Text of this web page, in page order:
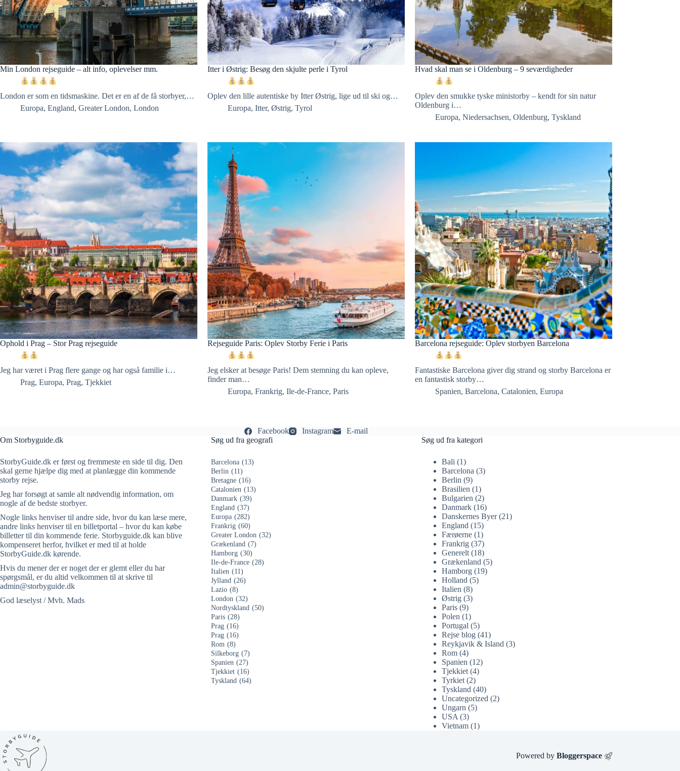
Min London rejseguide – alt info, oplevelser mm.
London er som en tidsmaskine. Det er en af de få storbyer,…
Europa, England, Greater London, London
Itter i Østrig: Besøg den skjulte perle i Tyrol
Oplev den lille autentiske by Itter Østrig, lige ud til ski og…
Europa, Itter, Østrig, Tyrol
Hvad skal man se i Oldenburg – 9 seværdigheder
Oplev den smukke tyske ministorby – kendt for sin natur
Oldenburg i…
Europa, Niedersachsen, Oldenburg, Tyskland
Ophold i Prag – Stor Prag rejseguide
Jeg har været i Prag flere gange og har også familie i…
Prag, Europa, Prag, Tjekkiet
Rejseguide Paris: Oplev Storby Ferie i Paris
Jeg elsker at besøge Paris! Dem stemning du kan opleve,
finder man…
Europa, Frankrig, Ile-de-France, Paris
Barcelona rejseguide: Oplev storbyen Barcelona
Fantastiske Barcelona giver dig strand og storby Barcelona er
en fantastisk storby…
Spanien, Barcelona, Catalonien, Europa
Facebook Instagram
E-mail
Om Storbyguide.dk
StorbyGuide.dk er først og fremmeste en side til dig. Den
skal gerne hjælpe dig med at planlægge din kommende
storby rejse.
Jeg har forsøgt at samle alt nødvendig information, om
nogle af de bedste storbyer.
Nogle links henviser til andre side, hvor du kan læse mere,
andre links henviser til en billetportal – hvor du kan købe
billetter til din kommende ferie. Storbyguide.dk kan blive
kompenseret herfor, hvilket er med til at holde
StorbyGuide.dk kørende.
Hvis du mener der er noget der er glemt eller du har
spørgsmål, er du altid velkommen til at skrive til
admin@storbyguide.dk
God læselyst / Mvh. Mads
Søg ud fra geografi
Barcelona (13)
Berlin (11)
Bretagne (16)
Catalonien (13)
Danmark (39)
England (37)
Europa (282)
Frankrig (60)
Greater London (32)
Grækenland (7)
Hamborg (30)
Ile-de-France (28)
Italien (11)
Jylland (26)
Lazio (8)
London (32)
Nordtyskland (50)
Paris (28)
Prag (16)
Prag (16)
Rom (8)
Silkeborg (7)
Spanien (27)
Tjekkiet (16)
Tyskland (64)
Søg ud fra kategori
Bali (1)
Barcelona (3)
Berlin (9)
Brasilien (1)
Bulgarien (2)
Danmark (16)
Danskernes Byer(21)
England (15)
Færøerne (1)
Frankrig (37)
Generelt (18)
Grækenland (5)
Hamborg (19)
Holland (5)
Italien (8)
Østrig (3)
Paris (9)
Polen (1)
Portugal (5)
Rejse blog (41)
Reykjavik & Island (3)
Rom (4)
Spanien (12)
Tjekkiet (4)
Tyrkiet (2)
Tyskland (40)
Uncategorized (2)
Ungarn (5)
USA (3)
Vietnam (1)
Powered by Bloggerspace